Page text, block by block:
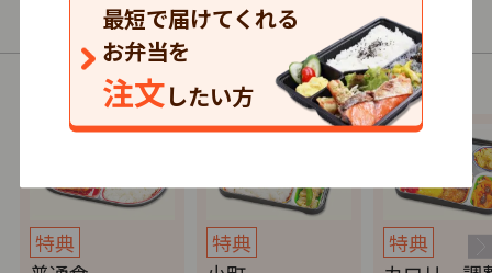
最短で届けてくれる
お弁当を
注文したい方
普通食・介護食・制限食
以下の商品（コース）があります。
特典
特典
特典